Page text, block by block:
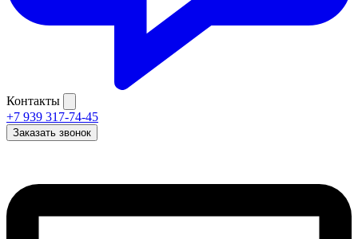
Контакты
+7 939 317-74-45
Заказать звонок